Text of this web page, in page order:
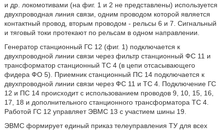
и др. локомотивами (на фиг. 1 и 2 не представлены) используется
двухпроводная линия связи, одним проводом которой является
контактный провод, вторым проводом - рельсы 6 и 7. Сигнальный
и тяговый токи протекают по рельсам в одном направлении.
Генератор станционный ГС 12 (фиг. 1) подключается к
двухпроводной линии связи через фильтр станционный ФС 11 и
трансформатор станционный ТС 4 (в цепи отсасывающего
фидера ФО 5). Приемник станционный ПС 14 подключается к
двухпроводной линии связи через ФС 11 и ТС 4. Подключение ГС
12 и ПС 14 происходит с использованием проводов 9, 10, 15, 16,
17, 18 и дополнительного станционного трансформатора ТС 4.
Работой ГС 12 управляет ЭВМС 13 с участием шины 19.
ЭВМС формирует единый приказ телеуправления ТУ для всех